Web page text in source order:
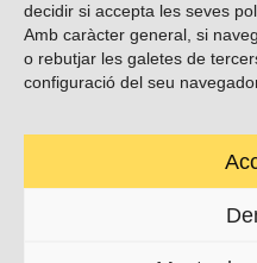
decidir si accepta les seves
Amb caràcter general, si
o rebutjar les galetes de
configuració del seu
Troba’ns a
Carrer Casp